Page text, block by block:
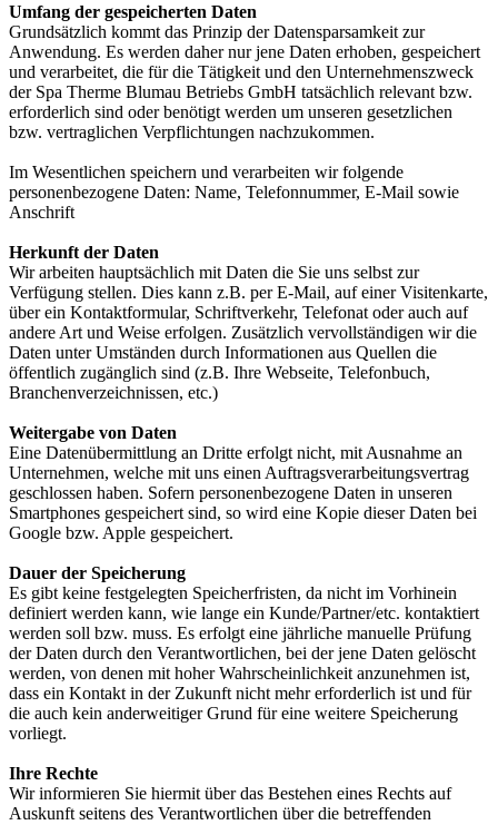
Umfang der gespeicherten Daten
Grundsätzlich kommt das Prinzip der Datensparsamkeit zur
Anwendung. Es werden daher nur jene Daten erhoben, gespeichert
und verarbeitet, die für die Tätigkeit und den Unternehmenszweck
der Spa Therme Blumau Betriebs GmbH tatsächlich relevant bzw.
erforderlich sind oder benötigt werden um unseren gesetzlichen
bzw. vertraglichen Verpflichtungen nachzukommen.
Im Wesentlichen speichern und verarbeiten wir folgende
personenbezogene Daten: Name, Telefonnummer, E-Mail sowie
Anschrift
Herkunft der Daten
Wir arbeiten hauptsächlich mit Daten die Sie uns selbst zur
Verfügung stellen. Dies kann z.B. per E-Mail, auf einer Visitenkarte,
über ein Kontaktformular, Schriftverkehr, Telefonat oder auch auf
andere Art und Weise erfolgen. Zusätzlich vervollständigen wir die
Daten unter Umständen durch Informationen aus Quellen die
öffentlich zugänglich sind (z.B. Ihre Webseite, Telefonbuch,
Branchenverzeichnissen, etc.)
Weitergabe von Daten
Eine Datenübermittlung an Dritte erfolgt nicht, mit Ausnahme an
Unternehmen, welche mit uns einen Auftragsverarbeitungsvertrag
geschlossen haben. Sofern personenbezogene Daten in unseren
Smartphones gespeichert sind, so wird eine Kopie dieser Daten bei
Google bzw. Apple gespeichert.
Dauer der Speicherung
Es gibt keine festgelegten Speicherfristen, da nicht im Vorhinein
definiert werden kann, wie lange ein Kunde/Partner/etc. kontaktiert
werden soll bzw. muss. Es erfolgt eine jährliche manuelle Prüfung
der Daten durch den Verantwortlichen, bei der jene Daten gelöscht
werden, von denen mit hoher Wahrscheinlichkeit anzunehmen ist,
dass ein Kontakt in der Zukunft nicht mehr erforderlich ist und für
die auch kein anderweitiger Grund für eine weitere Speicherung
vorliegt.
Ihre Rechte
Wir informieren Sie hiermit über das Bestehen eines Rechts auf
Auskunft seitens des Verantwortlichen über die betreffenden